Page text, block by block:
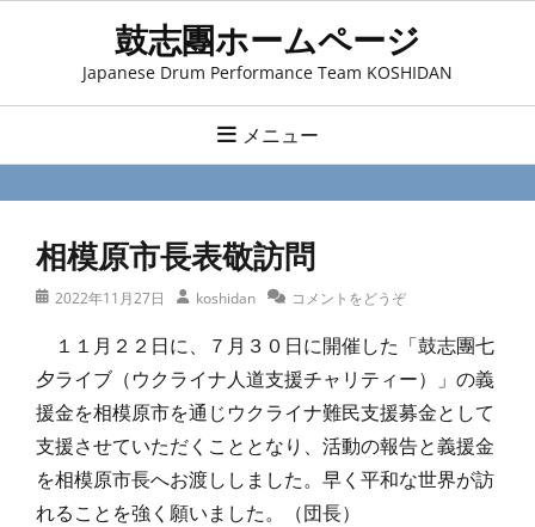
鼓志團ホームページ
Japanese Drum Performance Team KOSHIDAN
メニュー
相模原市長表敬訪問
投 2022年11月27日
投
者
koshidan コメントをどうぞ
１１月２２日に、７月３０日に開催した「鼓志團七
夕ライブ（ウクライナ人道支援チャリティー）」の義
援金を相模原市を通じウクライナ難民支援募金として
支援させていただくこととなり、活動の報告と義援金
を相模原市長へお渡ししました。早く平和な世界が訪
れることを強く願いました。（団長）